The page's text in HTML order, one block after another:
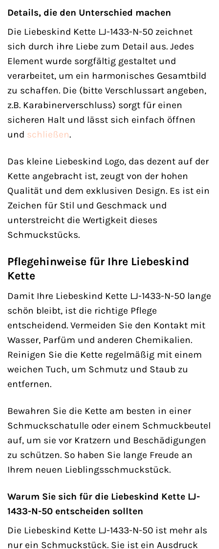
Details, die den Unterschied machen
Die Liebeskind Kette LJ-1433-N-50 zeichnet
sich durch ihre Liebe zum Detail aus. Jedes
Element wurde sorgfältig gestaltet und
verarbeitet, um ein harmonisches Gesamtbild
zu schaffen. Die (bitte Verschlussart angeben,
z.B. Karabinerverschluss) sorgt für einen
sicheren Halt und lässt sich einfach öffnen
und schließen.
Das kleine Liebeskind Logo, das dezent auf der
Kette angebracht ist, zeugt von der hohen
Qualität und dem exklusiven Design. Es ist ein
Zeichen für Stil und Geschmack und
unterstreicht die Wertigkeit dieses
Schmuckstücks.
Pflegehinweise für Ihre Liebeskind
Kette
Damit Ihre Liebeskind Kette LJ-1433-N-50 lange
schön bleibt, ist die richtige Pflege
entscheidend. Vermeiden Sie den Kontakt mit
Wasser, Parfüm und anderen Chemikalien.
Reinigen Sie die Kette regelmäßig mit einem
weichen Tuch, um Schmutz und Staub zu
entfernen.
Bewahren Sie die Kette am besten in einer
Schmuckschatulle oder einem Schmuckbeutel
auf, um sie vor Kratzern und Beschädigungen
zu schützen. So haben Sie lange Freude an
Ihrem neuen Lieblingsschmuckstück.
Warum Sie sich für die Liebeskind Kette LJ-
1433-N-50 entscheiden sollten
Die Liebeskind Kette LJ-1433-N-50 ist mehr als
nur ein Schmuckstück. Sie ist ein Ausdruck